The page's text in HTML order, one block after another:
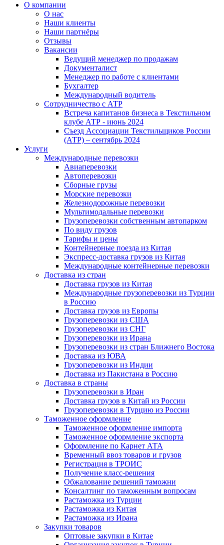
О компании
О нас
Наши клиенты
Наши партнёры
Отзывы
Вакансии
Ведущий менеджер по продажам
Документалист
Менеджер по работе с клиентами
Бухгалтер
Международный водитель
Сотрудничество с АТР
Встреча капитанов бизнеса в Текстильном
клубе АТР - июнь 2024
Съезд Ассоциации Текстильщиков России
(АТР) – сентябрь 2024
Услуги
Международные перевозки
Авиаперевозки
Автоперевозки
Сборные грузы
Морские перевозки
Железнодорожные перевозки
Мультимодальные перевозки
Грузоперевозки собственным автопарком
По виду грузов
Тарифы и цены
Контейнерные поезда из Китая
Экспресс-доставка грузов из Китая
Международные контейнерные перевозки
Доставка из стран
Доставка грузов из Китая
Международные грузоперевозки из Турции
в Россию
Доставка грузов из Европы
Грузоперевозки из США
Грузоперевозки из СНГ
Грузоперевозки из Ирана
Грузоперевозки из стран Ближнего Востока
Доставка из ЮВА
Грузоперевозки из Индии
Доставка из Пакистана в Россию
Доставка в страны
Грузоперевозки в Иран
Доставка грузов в Китай из России
Грузоперевозки в Турцию из России
Таможенное оформление
Таможенное оформление импорта
Таможенное оформление экспорта
Оформление по Карнет АТА
Временный ввоз товаров и грузов
Регистрация в ТРОИС
Получение класс-решения
Обжалование решений таможни
Консалтинг по таможенным вопросам
Растаможка из Турции
Растаможка из Китая
Растаможка из Ирана
Закупки товаров
Оптовые закупки в Китае